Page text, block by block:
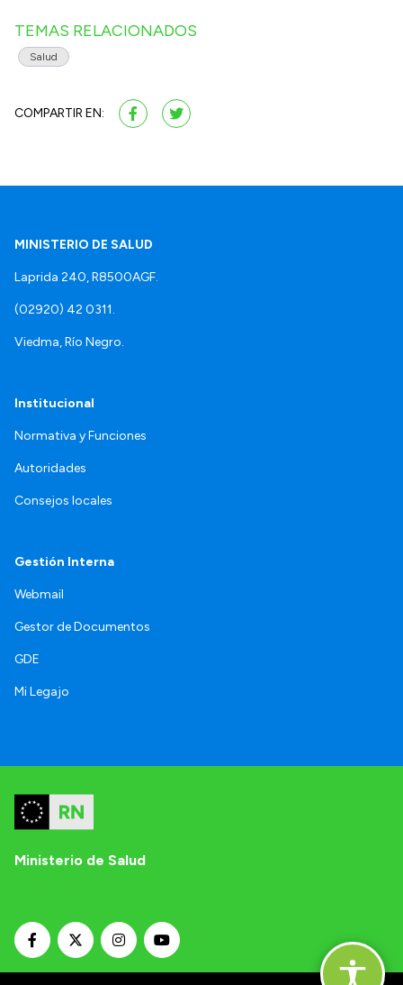
TEMAS RELACIONADOS
Salud
COMPARTIR EN:
MINISTERIO DE SALUD
Laprida 240, R8500AGF.
(02920) 42 0311.
Viedma, Río Negro.
Institucional
Normativa y Funciones
Autoridades
Consejos locales
Gestión Interna
Webmail
Gestor de Documentos
GDE
Mi Legajo
Ministerio de Salud